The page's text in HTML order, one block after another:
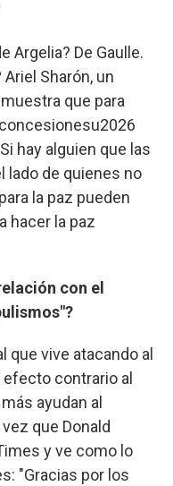
Argelia? De Gaulle.
Sharón, un
que para
hay alguien que las
lado de quienes no
la paz pueden
hacer la paz
con el
que vive atacando al
contrario al
ayudan al
que Donald
y ve como lo
"Gracias por los